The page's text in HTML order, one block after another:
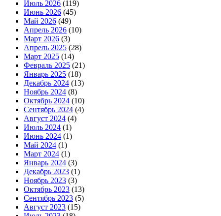
Июль 2026 (119)
Июнь 2026 (45)
Май 2026 (49)
Апрель 2026 (10)
Март 2026 (3)
Апрель 2025 (28)
Март 2025 (14)
Февраль 2025 (21)
Январь 2025 (18)
Декабрь 2024 (13)
Ноябрь 2024 (8)
Октябрь 2024 (10)
Сентябрь 2024 (4)
Август 2024 (4)
Июль 2024 (1)
Июнь 2024 (1)
Май 2024 (1)
Март 2024 (1)
Январь 2024 (3)
Декабрь 2023 (1)
Ноябрь 2023 (3)
Октябрь 2023 (13)
Сентябрь 2023 (5)
Август 2023 (15)